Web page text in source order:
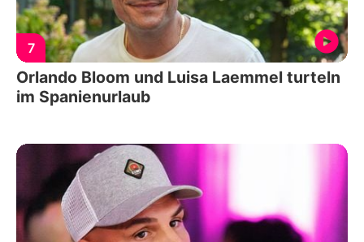
7
Orlando Bloom und Luisa Laemmel turteln
im Spanienurlaub